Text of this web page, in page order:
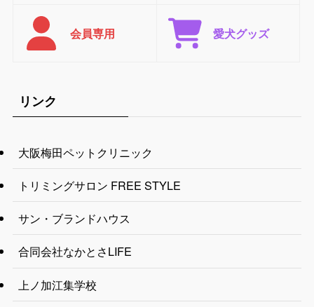
会員専用 愛犬グッズ
リンク
大阪梅田ペットクリニック
トリミングサロン FREE STYLE
サン・ブランドハウス
合同会社なかとさLIFE
上ノ加江集学校